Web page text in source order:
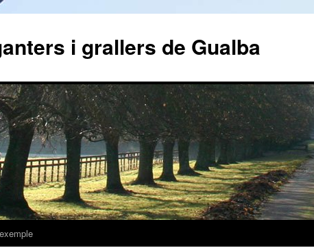
i grallers de Gualba